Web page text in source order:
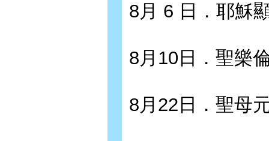
8月 6 日．耶穌
8月10日．聖樂
8月22日．聖母